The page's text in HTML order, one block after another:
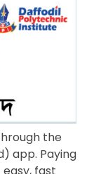
the
app. Paying
fast